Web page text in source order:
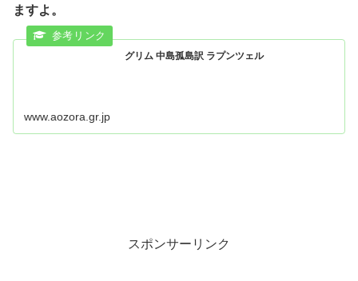
ますよ。
グリム 中島孤島訳 ラプンツェル
www.aozora.gr.jp
スポンサーリンク